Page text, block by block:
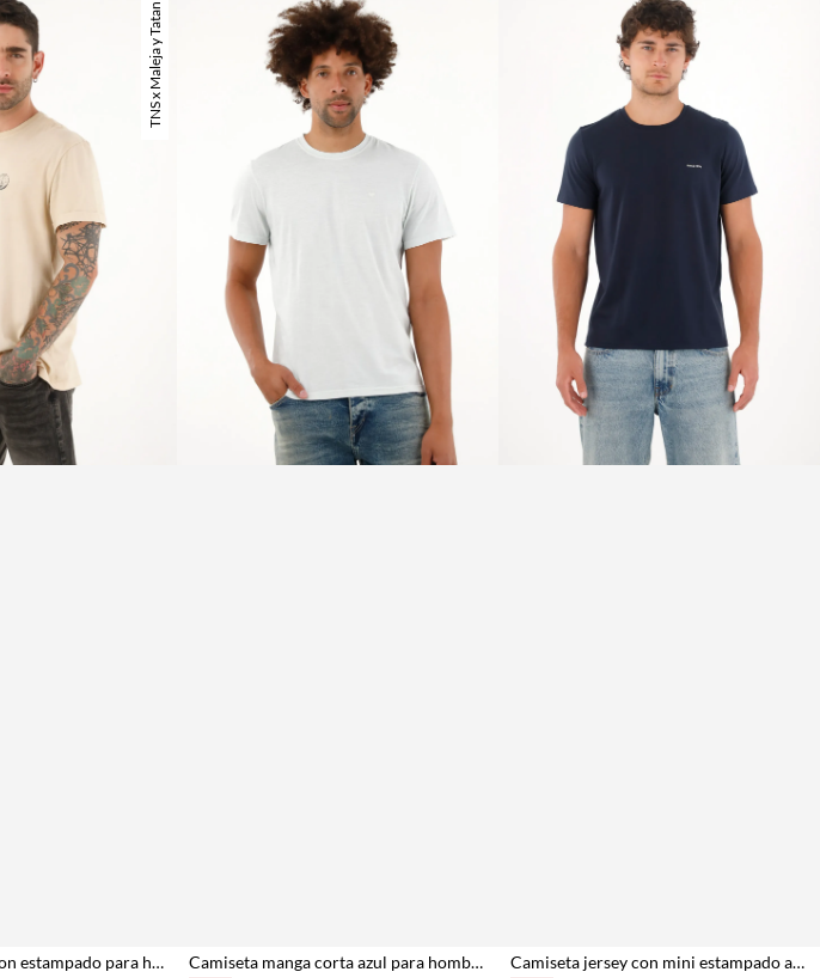
TNS x Maleja y Tatan
Camiseta crudo con estampado para hombre Camiseta manga corta azul para hombre Camiseta jersey con mini estampado azul para hombre